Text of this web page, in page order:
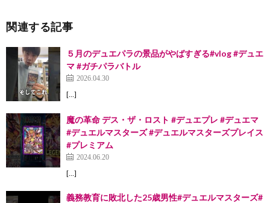
関連する記事
５月のデュエパラの景品がやばすぎる#vlog #デュエ
マ #ガチパラバトル
2026.04.30
[…]
魔の革命 デス・ザ・ロスト #デュエプレ #デュエマ
#デュエルマスターズ #デュエルマスターズプレイス
#プレミアム
2024.06.20
[…]
義務教育に敗北した25歳男性#デュエルマスターズ#